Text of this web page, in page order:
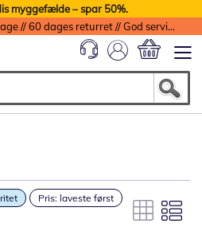
myggefælde – spar 50%.
Billig fragt // Levering 1-2 dage // 60 dages returret // God service med garanti
Pris: laveste først